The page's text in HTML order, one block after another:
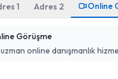
1 Adres 2 Online
Görüşme
online danışmanlık